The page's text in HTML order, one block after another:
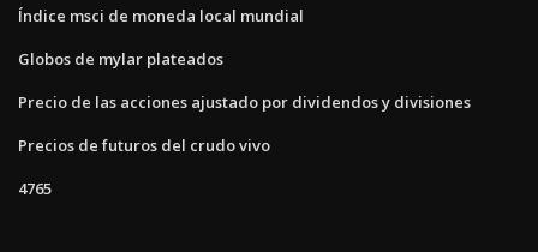
Índice msci de moneda local mundial
Globos de mylar plateados
Precio de las acciones ajustado por dividendos y divisiones
Precios de futuros del crudo vivo
4765